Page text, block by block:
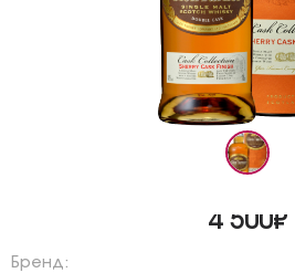
4 500₽
Бренд: